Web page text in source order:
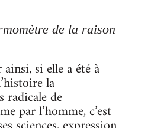
de la raison
si elle a été à
la
radicale de
par l’homme, c’est